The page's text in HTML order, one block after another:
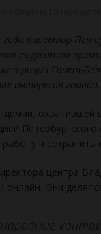
года директор
лауреатом
Санкт-
интересов города.
охватившей
и сохранить
центра
онлайн. Они